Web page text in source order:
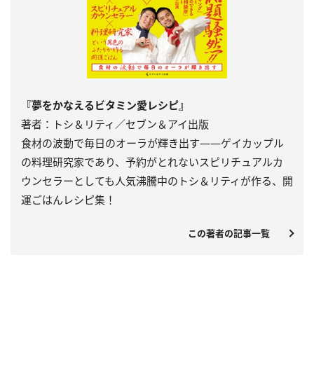
『夢をかなえるビタミン愛レシピ』
著者：トシ＆リティ／セブン＆アイ出版
食材の波動で毎日のオーラが輝き出す――ゲイカップル
の料理研究家であり、予約がとれないスピリチュアルカ
ウンセラーとしても人気沸騰中のトシ＆リティが作る、開
運ごはんレシピ集！
この著者の記事一覧